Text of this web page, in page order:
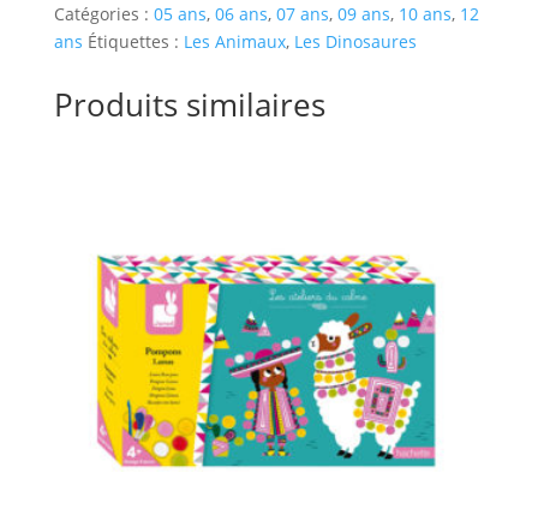
Catégories : 05 ans, 06 ans, 07 ans, 09 ans, 10 ans, 12
ans Étiquettes : Les Animaux, Les Dinosaures
Produits similaires